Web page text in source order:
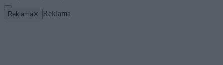
Reklama ✕ Reklama